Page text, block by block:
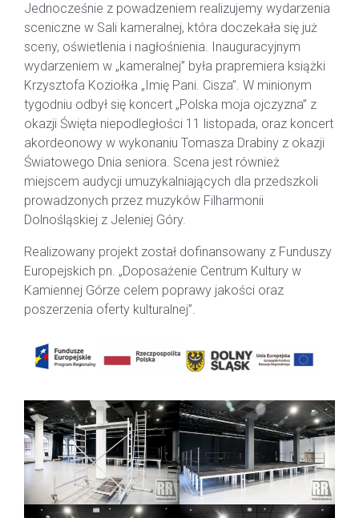
Jednocześnie z powadzeniem realizujemy wydarzenia
sceniczne w Sali kameralnej, która doczekała się już
sceny, oświetlenia i nagłośnienia. Inauguracyjnym
wydarzeniem w „kameralnej” była prapremiera książki
Krzysztofa Koziołka „Imię Pani. Cisza”. W minionym
tygodniu odbył się koncert „Polska moja ojczyzna” z
okazji Święta niepodległości 11 listopada, oraz koncert
akordeonowy w wykonaniu Tomasza Drabiny z okazji
Światowego Dnia seniora. Scena jest również
miejscem audycji umuzykalniających dla przedszkoli
prowadzonych przez muzyków Filharmonii
Dolnośląskiej z Jeleniej Góry.
Realizowany projekt został dofinansowany z Funduszy
Europejskich pn. „Doposażenie Centrum Kultury w
Kamiennej Górze celem poprawy jakości oraz
poszerzenia oferty kulturalnej”.